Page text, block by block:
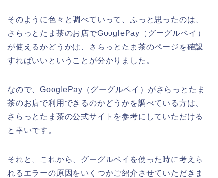
そのように色々と調べていって、ふっと思ったのは、
さらっとたま茶のお店でGooglePay（グーグルペイ）
が使えるかどうかは、さらっとたま茶のページを確認
すればいいということが分かりました。
なので、GooglePay（グーグルペイ）がさらっとたま
茶のお店で利用できるのかどうかを調べている方は、
さらっとたま茶の公式サイトを参考にしていただける
と幸いです。
それと、これから、グーグルペイを使った時に考えら
れるエラーの原因をいくつかご紹介させていただきま